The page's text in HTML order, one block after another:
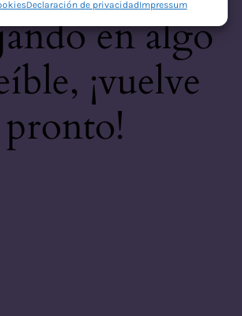
Declaración de privacidadImpressum
en algo
¡vuelve
pronto!